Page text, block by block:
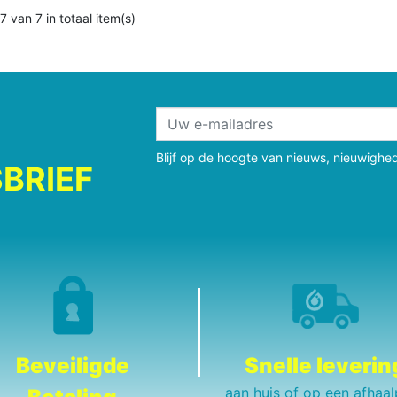
van 7 in totaal item(s)
Blijf op de hoogte van nieuws,
Beveiligde
Snelle
aan huis of op een